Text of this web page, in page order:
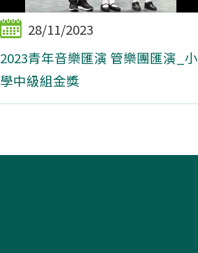
28/11/2023
2023青年音樂匯演 管樂團匯演_小
學中級組金獎